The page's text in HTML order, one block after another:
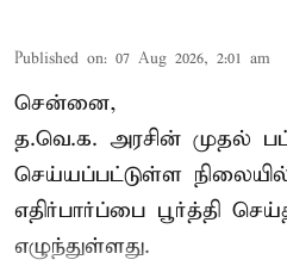
Published on: 07 Aug 2026, 2:01 am
சென்னை,
த.வெ.க. அரசின் முதல்
செய்யப்பட்டுள்ள
எதிர்பார்ப்பை பூர்த்தி
எழுந்துள்ளது.